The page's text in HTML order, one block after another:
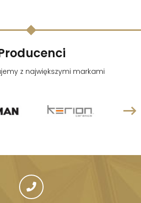
z największymi markami